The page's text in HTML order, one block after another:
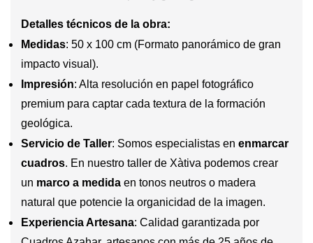
Detalles técnicos de la obra:
Medidas: 50 x 100 cm (Formato panorámico de gran
impacto visual).
Impresión: Alta resolución en papel fotográfico
premium para captar cada textura de la formación
geológica.
Servicio de Taller: Somos especialistas en enmarcar
cuadros. En nuestro taller de Xàtiva podemos crear
un marco a medida en tonos neutros o madera
natural que potencie la organicidad de la imagen.
Experiencia Artesana: Calidad garantizada por